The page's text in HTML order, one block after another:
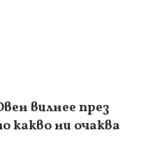
вилнее през
какво ни очаква